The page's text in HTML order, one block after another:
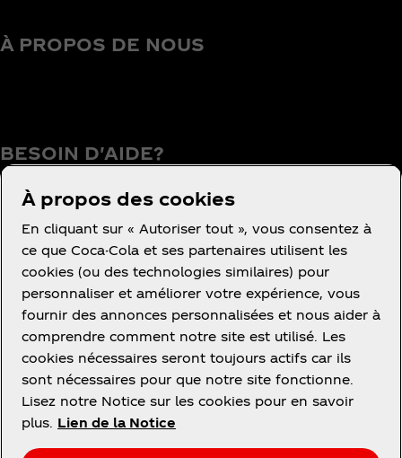
À PROPOS DE NOUS
BESOIN D'AIDE?
Conditions d’utilisation
Concurrence
Avis de confidentialité des consommateurs
Paramétrage des cookies
Avis relatif aux cookies
Politique d'accessibilité
À propos des cookies
En cliquant sur « Autoriser tout », vous consentez à
ce que Coca-Cola et ses partenaires utilisent les
cookies (ou des technologies similaires) pour
personnaliser et améliorer votre expérience, vous
fournir des annonces personnalisées et nous aider à
comprendre comment notre site est utilisé. Les
cookies nécessaires seront toujours actifs car ils
sont nécessaires pour que notre site fonctionne.
Lisez notre Notice sur les cookies pour en savoir
plus. Lien de la Notice